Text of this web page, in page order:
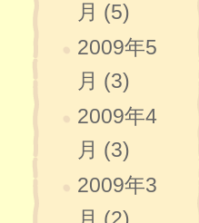
月 (5)
2009年5
月 (3)
2009年4
月 (3)
2009年3